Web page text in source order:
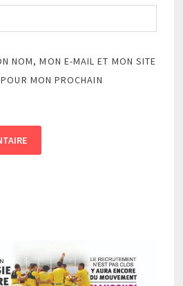
NOM, MON E-MAIL ET MON SITE
MON PROCHAIN